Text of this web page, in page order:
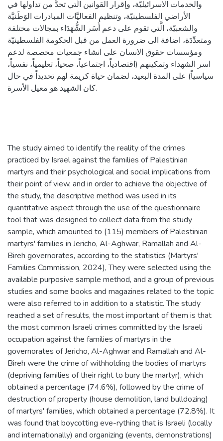
والخدمات الاسرائيليّة، وإقرار القوانين الَّتي تحدُّ من تداولها في
الأراضي الفلسطينيّة، وتنظيم الفعاليَّات المبادرات الوَطَنيَّة
والشعبيّة، الَّتي تقوم على دعم أُسَر الشُّهَدَاء بمجالات مختلفة
ومتعدِّدَة، اضافة الى ضرورة العمل من قبل الحكومة الفلسطينيّة
ومؤسسات حقوق الانسان على انشاء جمعيات مخصصة لدعم
اسر الشهداء وتمكينهم (اقتصادياً، اجتماعياً، صحياً، تعليمياً، نفسياً،
سياسياً) على المدة البعيد، لضمان حياة كريمة لهم تحديداً في حال
كان الشهيد هو معيل الأسرة.
The study aimed to identify the reality of the crimes
practiced by Israel against the families of Palestinian
martyrs and their psychological and social implications from
their point of view, and in order to achieve the objective of
the study, the descriptive method was used in its
quantitative aspect through the use of the questionnaire
tool that was designed to collect data from the study
sample, which amounted to (115) members of Palestinian
martyrs' families in Jericho, Al-Aghwar, Ramallah and Al-
Bireh governorates, according to the statistics (Martyrs'
Families Commission, 2024), They were selected using the
available purposive sample method, and a group of previous
studies and some books and magazines related to the topic
were also referred to in addition to a statistic. The study
reached a set of results, the most important of them is that
the most common Israeli crimes committed by the Israeli
occupation against the families of martyrs in the
governorates of Jericho, Al-Aghwar and Ramallah and Al-
Bireh were the crime of withholding the bodies of martyrs
(depriving families of their right to bury the martyr), which
obtained a percentage (74.6%), followed by the crime of
destruction of property (house demolition, land bulldozing)
of martyrs' families, which obtained a percentage (72.8%). It
was found that boycotting eve-rything that is Israeli (locally
and internationally) and organizing (events, demonstrations)